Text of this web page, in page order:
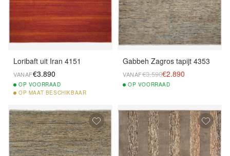
Loribaft uit Iran 4151
VANAF€3.890
OP VOORRAAD
OP MAAT BESCHIKBAAR
Gabbeh Zagros tapijt 4353
VANAF€3.590€2.890
OP VOORRAAD